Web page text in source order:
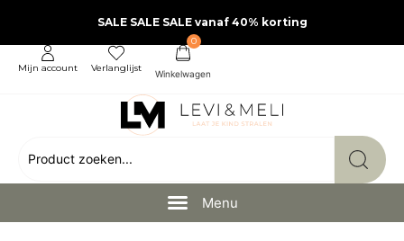
SALE SALE SALE vanaf 40% korting
Mijn account Verlanglijst
0